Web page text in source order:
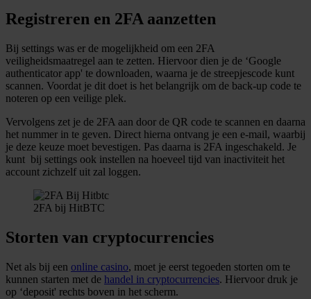
Registreren en 2FA aanzetten
Bij settings was er de mogelijkheid om een 2FA
veiligheidsmaatregel aan te zetten. Hiervoor dien je de ‘Google
authenticator app' te downloaden, waarna je de streepjescode kunt
scannen. Voordat je dit doet is het belangrijk om de back-up code te
noteren op een veilige plek.
Vervolgens zet je de 2FA aan door de QR code te scannen en daarna
het nummer in te geven. Direct hierna ontvang je een e-mail, waarbij
je deze keuze moet bevestigen. Pas daarna is 2FA ingeschakeld. Je
kunt bij settings ook instellen na hoeveel tijd van inactiviteit het
account zichzelf uit zal loggen.
2FA bij HitBTC
Storten van cryptocurrencies
Net als bij een online casino, moet je eerst tegoeden storten om te
kunnen starten met de handel in cryptocurrencies. Hiervoor druk je
op ‘deposit' rechts boven in het scherm.